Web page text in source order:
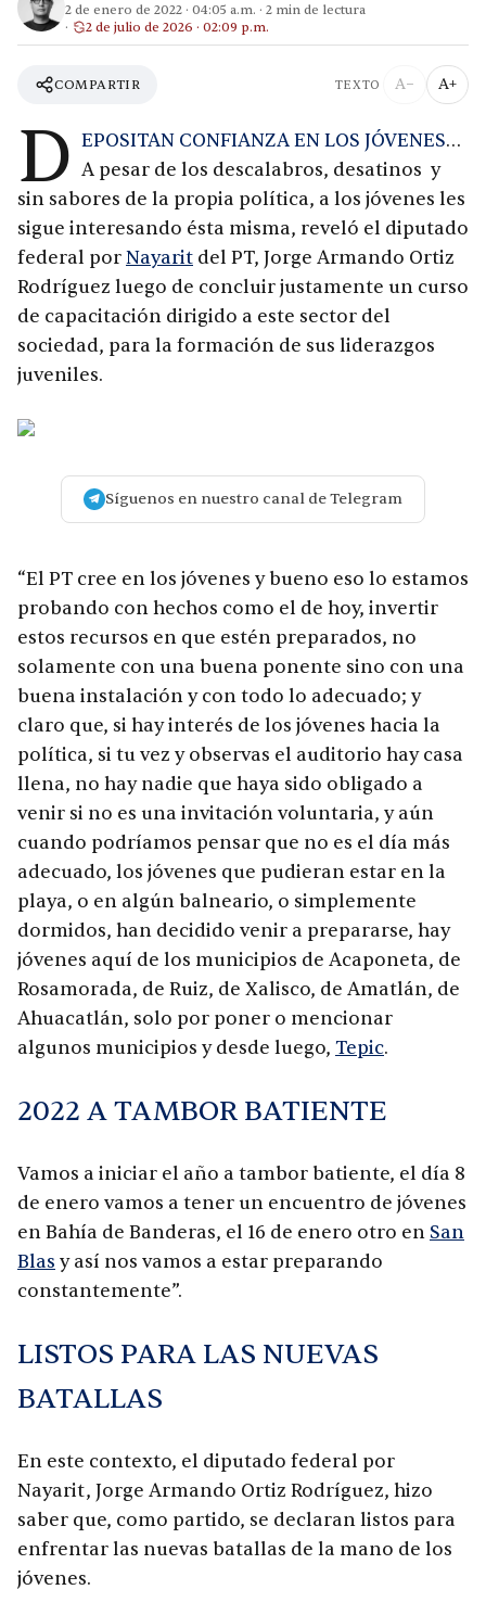
2 de enero de 2022 · 04:05 a.m. · 2 min de lectura
2 de julio de 2026 · 02:09 p.m.
COMPARTIR TEXTO A− A+
D EPOSITAN CONFIANZA EN LOS JÓVENES…
A pesar de los descalabros, desatinos y
sin sabores de la propia política, a los jóvenes les
sigue interesando ésta misma, reveló el diputado
federal porNayarit del PT, Jorge Armando Ortiz
Rodríguez luego de concluir justamente un curso
de capacitación dirigido a este sector del
sociedad, para la formación de sus liderazgos
juveniles.
Síguenos en nuestro canal de Telegram
“El PT cree en los jóvenes y bueno eso lo estamos
probando con hechos como el de hoy, invertir
estos recursos en que estén preparados, no
solamente con una buena ponente sino con una
buena instalación y con todo lo adecuado; y
claro que, si hay interés de los jóvenes hacia la
política, si tu vez y observas el auditorio hay casa
llena, no hay nadie que haya sido obligado a
venir si no es una invitación voluntaria, y aún
cuando podríamos pensar que no es el día más
adecuado, los jóvenes que pudieran estar en la
playa, o en algún balneario, o simplemente
dormidos, han decidido venir a prepararse, hay
jóvenes aquí de los municipios de Acaponeta, de
Rosamorada, de Ruiz, de Xalisco, de Amatlán, de
Ahuacatlán, solo por poner o mencionar
algunos municipios y desde luego, Tepic.
2022 A TAMBOR BATIENTE
Vamos a iniciar el año a tambor batiente, el día 8
de enero vamos a tener un encuentro de jóvenes
en Bahía de Banderas, el 16 de enero otro en San
Blas y así nos vamos a estar preparando
constantemente”.
LISTOS PARA LAS NUEVAS
BATALLAS
En este contexto, el diputado federal por
Nayarit, Jorge Armando Ortiz Rodríguez, hizo
saber que, como partido, se declaran listos para
enfrentar las nuevas batallas de la mano de los
jóvenes.